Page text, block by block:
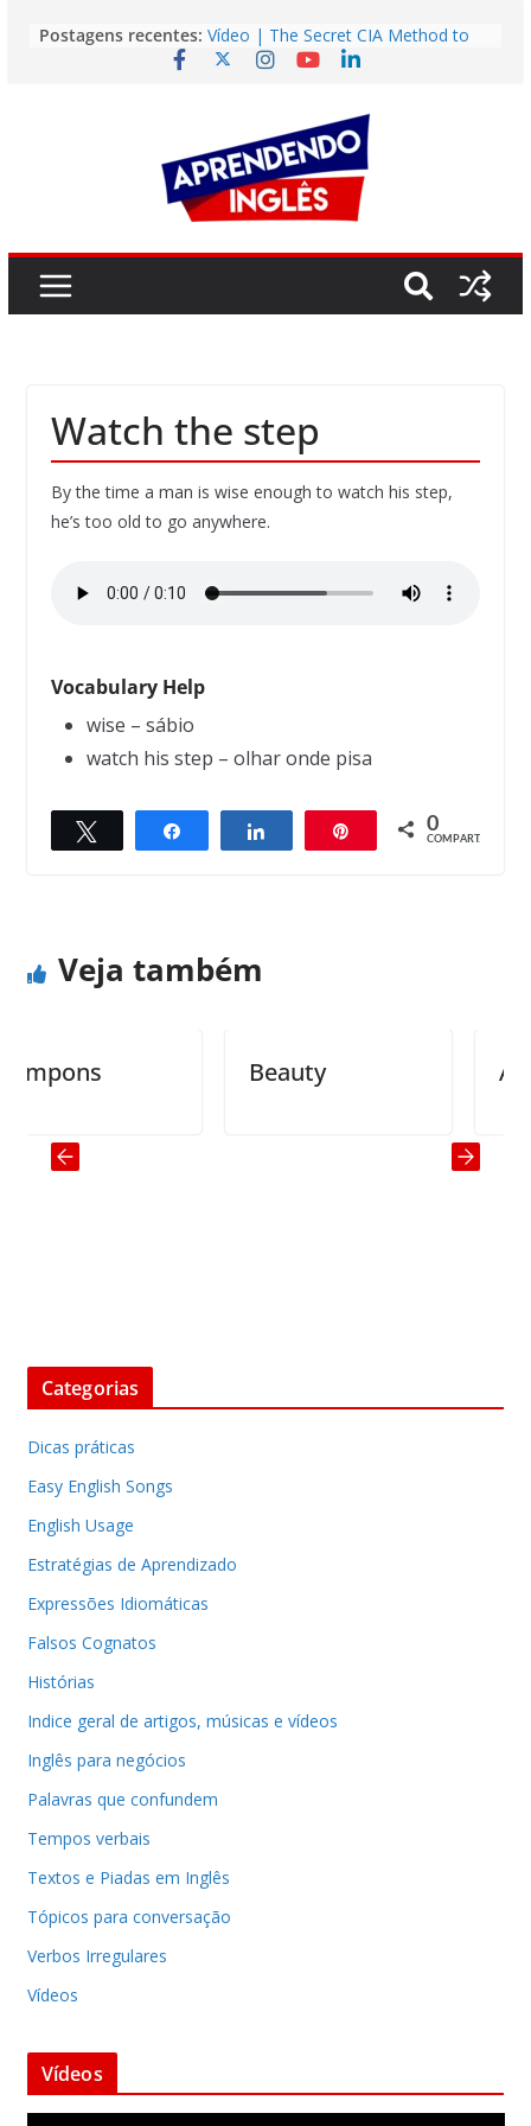
para
Postagens recentes: Vídeo | The Secret CIA Method to
Learn Any Language in 11 Days
Vídeo | Do imaginary friends make
you smarter?
Story | Brasília: The City That Rose
from the Wilderness
Easy English Song | Somewhere
Over the Rainbow (Israel
Watch the step
By the time a man is wise enough to watch his step,
he’s too old to go anywhere.
Vocabulary Help
wise – sábio
watch his step – olhar onde pisa
Compartilhar Compartilhar 0
COMPART.
← Previous
Next →
Veja também
Beauty
Categorias
Dicas práticas
Easy English Songs
English Usage
Estratégias de Aprendizado
Expressões Idiomáticas
Falsos Cognatos
Histórias
Indice geral de artigos, músicas e vídeos
Inglês para negócios
Palavras que confundem
Tempos verbais
Textos e Piadas em Inglês
Tópicos para conversação
Verbos Irregulares
Vídeos
Vídeos